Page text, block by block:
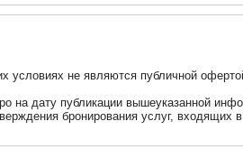
не являются публичной
на дату публикации вышеуказанной
бронирования услуг, входящих